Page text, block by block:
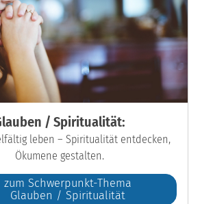
/ Spiritualität:
leben – Spiritualität entdecken,
Ökumene gestalten.
zum Schwerpunkt-Thema
Glauben / Spiritualität